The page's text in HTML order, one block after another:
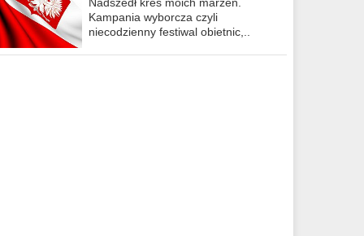
Kampania wyborcza czyli
niecodzienny festiwal obietnic,..